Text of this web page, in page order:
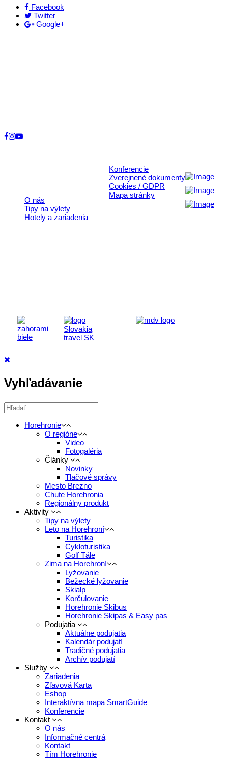
Facebook
Twitter
Google+
O nás
Tipy na výlety
Hotely a zariadenia
Konferencie
Zverejnené dokumenty
Cookies / GDPR
Mapa stránky
Vyhľadávanie
Horehronie
O regióne
Video
Fotogaléria
Články
Novinky
Tlačové správy
Mesto Brezno
Chute Horehronia
Regionálny produkt
Aktivity
Tipy na výlety
Leto na Horehroní
Turistika
Cykloturistika
Golf Tále
Zima na Horehroní
Lyžovanie
Bežecké lyžovanie
Skialp
Korčulovanie
Horehronie Skibus
Horehronie Skipas & Easy pas
Podujatia
Aktuálne podujatia
Kalendár podujatí
Tradičné podujatia
Archív podujatí
Služby
Zariadenia
Zľavová Karta
Eshop
Interaktívna mapa SmartGuide
Konferencie
Kontakt
O nás
Informačné centrá
Kontakt
Tím Horehronie